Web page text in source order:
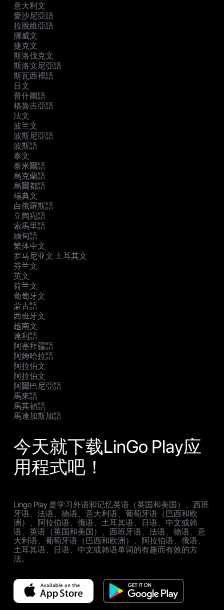
意大利文
愛沙尼亞語
拉脫維亞語
挪威文
捷克文
斯洛伐克文
斯洛文尼亞語
斯瓦西裡語
日文
普什圖語
格魯吉亞語
法文
波兰文
波斯尼亞語
波斯語
泰文
泰米爾語
烏克蘭語
烏爾都語
瑞典文
白俄羅斯語
立陶宛語
索馬里語
緬甸語
繁体中文
罗马尼亚文 土耳其文
芬兰文
英文
荷兰文
葡萄牙文
蒙古語
西班牙文
越南文
達利語
阿塞拜疆語
阿姆哈拉語
阿拉伯文
阿拉伯文
阿爾巴尼亞語
馬來語
馬其頓語
馬達加斯加語
今天就下载LinGo Play应
用程式吧！
Lingo Play 是学习外语和记忆英语（英国和美国）、西班
牙语、法语、德语、意大利语、葡萄牙语（巴西和欧
洲）、阿拉伯语、俄语、土耳其语、日语、中文或韩
语、英语（英国和美国）、西班牙语、法语、德语、意
大利语、葡萄牙语（巴西和欧洲）、阿拉伯语、俄语、
土耳其语、日语、中文或韩语单词的有趣而有效的方
法。